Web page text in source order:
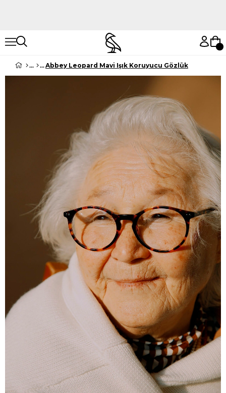
Abbey Leopard Mavi Işık Koruyucu Gözlük